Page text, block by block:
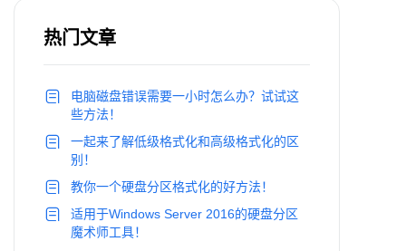
热门文章
电脑磁盘错误需要一小时怎么办？试试这
些方法！
一起来了解低级格式化和高级格式化的区
别！
教你一个硬盘分区格式化的好方法！
适用于Windows Server 2016的硬盘分区
魔术师工具！